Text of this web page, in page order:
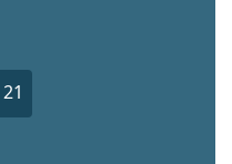
21